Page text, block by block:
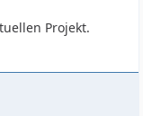
Projekt.